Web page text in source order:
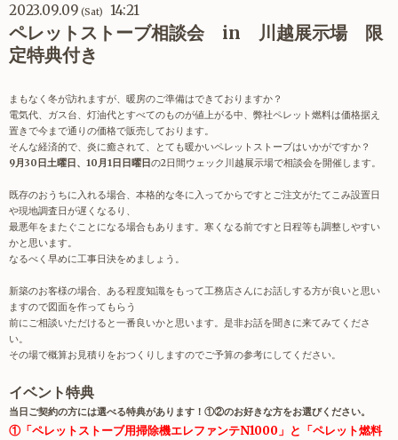
2023.09.09 (Sat) 14:21
ペレットストーブ相談会 in 川越展示場 限
定特典付き
まもなく冬が訪れますが、暖房のご準備はできておりますか？
電気代、ガス台、灯油代とすべてのものが値上がる中、弊社ペレット燃料は価格据え
置きで今まで通りの価格で販売しております。
そんな経済的で、炎に癒されて、とても暖かいペレットストーブはいかがですか？
9月30日土曜日、10月1日日曜日の2日間ウェック川越展示場で相談会を開催します。
既存のおうちに入れる場合、本格的な冬に入ってからですとご注文がたてこみ設置日
や現地調査日が遅くなるり、
最悪年をまたぐことになる場合もあります。寒くなる前ですと日程等も調整しやすい
かと思います。
なるべく早めに工事日決をめましょう。
新築のお客様の場合、ある程度知識をもって工務店さんにお話しする方が良いと思い
ますので図面を作ってもらう
前にご相談いただけると一番良いかと思います。是非お話を聞きに来てみてくださ
い。
その場で概算お見積りをおつくりしますのでご予算の参考にしてください。
イベント特典
当日ご契約の方には選べる特典があります！①②のお好きな方をお選びください。
①「ペレットストーブ用掃除機エレファンテN1000」と「ペレット燃料